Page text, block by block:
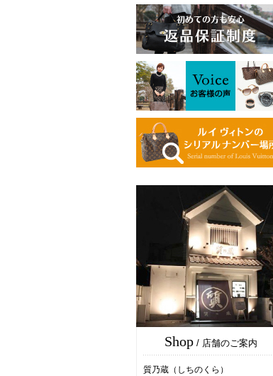
Shop/ 店舗のご案内
質乃蔵（しちのくら）